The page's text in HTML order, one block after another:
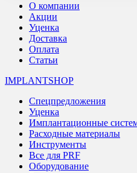
О компании
Акции
Уценка
Доставка
Оплата
Статьи
IMPLANTSHOP
Спецпредложения
Уценка
Имплантационные
Расходные материалы
Инструменты
Все для PRF
Оборудование